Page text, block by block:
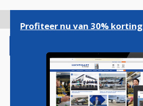
gaan
Profiteer nu van 30% korting